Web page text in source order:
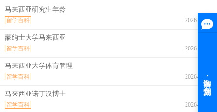
马来西亚研究生年龄
2026-08-10
留学百科
蒙纳士大学马来西亚
2026-08-10
留学百科
马来西亚大学体育管理
2026-08-10
留学百科
马来西亚诺丁汉博士
2026-08-10
留学百科